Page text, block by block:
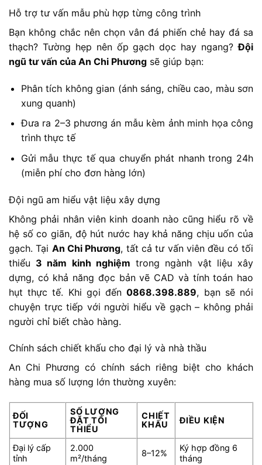
Hỗ trợ tư vấn mẫu phù hợp từng công trình
Bạn không chắc nên chọn vân đá phiến chẻ hay đá sa
thạch? Tường hẹp nên ốp gạch dọc hay ngang?Đội
ngũ tư vấn của An Chi Phương sẽ giúp bạn:
Phân tích không gian (ánh sáng, chiều cao, màu sơn
xung quanh)
Đưa ra 2–3 phương án mẫu kèm ảnh minh họa công
trình thực tế
Gửi mẫu thực tế qua chuyển phát nhanh trong 24h
(miễn phí cho đơn hàng lớn)
Đội ngũ am hiểu vật liệu xây dựng
Không phải nhân viên kinh doanh nào cũng hiểu rõ về
hệ số co giãn, độ hút nước hay khả năng chịu uốn của
gạch. Tại An Chi Phương, tất cả tư vấn viên đều có tối
thiểu 3 năm kinh nghiệm trong ngành vật liệu xây
dựng, có khả năng đọc bản vẽ CAD và tính toán hao
hụt thực tế. Khi gọi đến0868.398.889, bạn sẽ nói
chuyện trực tiếp với người hiểu về gạch – không phải
người chỉ biết chào hàng.
Chính sách chiết khấu cho đại lý và nhà thầu
An Chi Phương có chính sách riêng biệt cho khách
hàng mua số lượng lớn thường xuyên:
ĐỐI
TƯỢNG
SỐ LƯỢNG
ĐẶT TỐI
THIỂU
CHIẾT
KHẤU
ĐIỀU KIỆN
Đại lý cấp
tỉnh
2.000
m²/tháng
8–12%
Ký hợp đồng 6
tháng